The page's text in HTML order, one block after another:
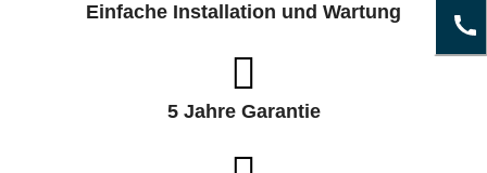
Einfache Installation und Wartung
5 Jahre Garantie